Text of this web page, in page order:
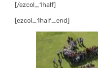
[/ezcol_1half]
[ezcol_1half_end]